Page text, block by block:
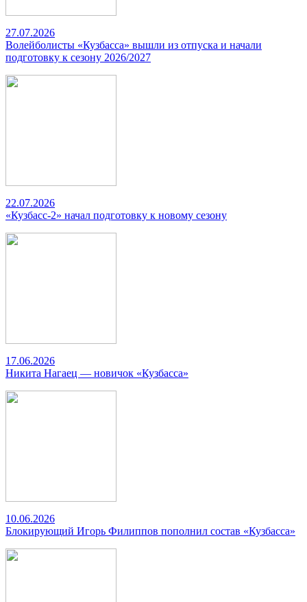
27.07.2026
Волейболисты «Кузбасса» вышли из отпуска и начали
подготовку к сезону 2026/2027
22.07.2026
«Кузбасс-2» начал подготовку к новому сезону
17.06.2026
Никита Нагаец — новичок «Кузбасса»
10.06.2026
Блокирующий Игорь Филиппов пополнил состав «Кузбасса»